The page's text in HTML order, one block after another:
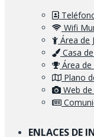
Wifi
Área de
Casa
Área
Plano
Web
ENLACES DE